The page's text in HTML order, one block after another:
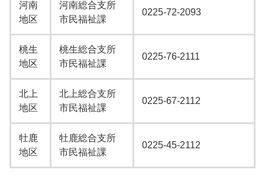
河南
地区
河南総合支所
市民福祉課
0225-72-2093
桃生
地区
桃生総合支所
市民福祉課
0225-76-2111
北上
地区
北上総合支所
市民福祉課
0225-67-2112
牡鹿
地区
牡鹿総合支所
市民福祉課
0225-45-2112